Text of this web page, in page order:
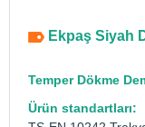
Ekpaş Siyah
Temper Dökme
Ürün standartları: